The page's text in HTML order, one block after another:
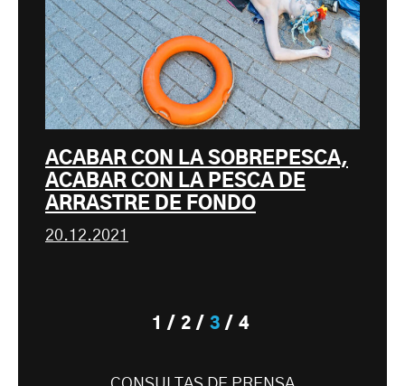
ACABAR CON LA SOBREPESCA,
ACABAR CON LA PESCA DE
ARRASTRE DE FONDO
20.12.2021
1 2 3 4